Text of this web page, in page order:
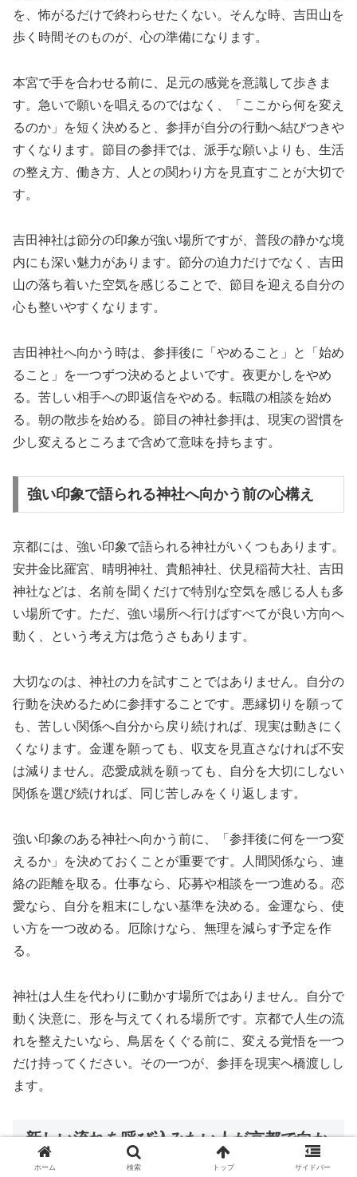
を、怖がるだけで終わらせたくない。そんな時、吉田山を
歩く時間そのものが、心の準備になります。
本宮で手を合わせる前に、足元の感覚を意識して歩きま
す。急いで願いを唱えるのではなく、「ここから何を変え
るのか」を短く決めると、参拝が自分の行動へ結びつきや
すくなります。節目の参拝では、派手な願いよりも、生活
の整え方、働き方、人との関わり方を見直すことが大切で
す。
吉田神社は節分の印象が強い場所ですが、普段の静かな境
内にも深い魅力があります。節分の迫力だけでなく、吉田
山の落ち着いた空気を感じることで、節目を迎える自分の
心も整いやすくなります。
吉田神社へ向かう時は、参拝後に「やめること」と「始め
ること」を一つずつ決めるとよいです。夜更かしをやめ
る。苦しい相手への即返信をやめる。転職の相談を始め
る。朝の散歩を始める。節目の神社参拝は、現実の習慣を
少し変えるところまで含めて意味を持ちます。
強い印象で語られる神社へ向かう前の心構え
京都には、強い印象で語られる神社がいくつもあります。
安井金比羅宮、晴明神社、貴船神社、伏見稲荷大社、吉田
神社などは、名前を聞くだけで特別な空気を感じる人も多
い場所です。ただ、強い場所へ行けばすべてが良い方向へ
動く、という考え方は危うさもあります。
大切なのは、神社の力を試すことではありません。自分の
行動を決めるために参拝することです。悪縁切りを願って
も、苦しい関係へ自分から戻り続ければ、現実は動きにく
くなります。金運を願っても、収支を見直さなければ不安
は減りません。恋愛成就を願っても、自分を大切にしない
関係を選び続ければ、同じ苦しみをくり返します。
強い印象のある神社へ向かう前に、「参拝後に何を一つ変
えるか」を決めておくことが重要です。人間関係なら、連
絡の距離を取る。仕事なら、応募や相談を一つ進める。恋
愛なら、自分を粗末にしない基準を決める。金運なら、使
い方を一つ改める。厄除けなら、無理を減らす予定を作
る。
神社は人生を代わりに動かす場所ではありません。自分で
動く決意に、形を与えてくれる場所です。京都で人生の流
れを整えたいなら、鳥居をくぐる前に、変える覚悟を一つ
だけ持ってください。その一つが、参拝を現実へ橋渡しし
ます。
新しい流れを呼び込みたい人が京都で向か
う場所
ホーム 検索 トップ サイドバー